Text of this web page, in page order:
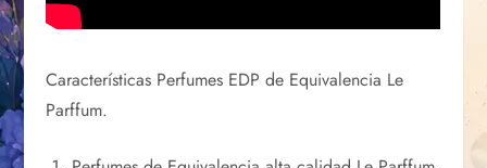
Características Perfumes EDP de Equivalencia Le
Parffum.